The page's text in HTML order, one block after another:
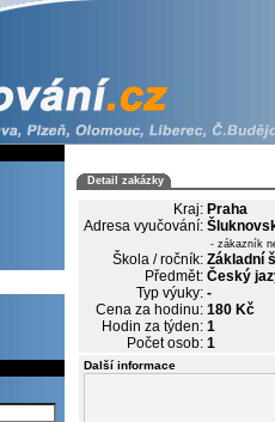
Detail zakázky
Kraj: Praha
Adresa vyučování:
- zákazník
Škola / ročník: Základní
Předmět: Český
Typ výuky: -
Cena za hodinu: 180 Kč
Hodin za týden: 1
Počet osob: 1
Další informace